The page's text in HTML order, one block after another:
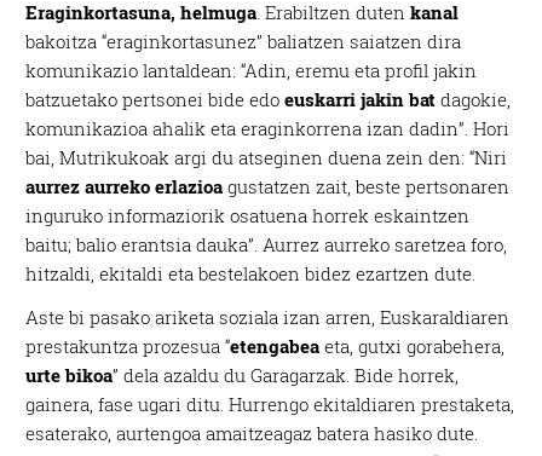
Eraginkortasuna, helmuga . Erabiltzen dutenkanal
bakoitza “eraginkortasunez” baliatzen saiatzen dira
komunikazio lantaldean: “Adin, eremu eta profil jakin
batzuetako pertsonei bide edoeuskarri jakin bat dagokie,
komunikazioa ahalik eta eraginkorrena izan dadin”. Hori
bai, Mutrikukoak argi du atseginen duena zein den: “Niri
aurrez aurreko erlazioa gustatzen zait, beste pertsonaren
inguruko informaziorik osatuena horrek eskaintzen
baitu; balio erantsia dauka”. Aurrez aurreko saretzea foro,
hitzaldi, ekitaldi eta bestelakoen bidez ezartzen dute.
Aste bi pasako ariketa soziala izan arren, Euskaraldiaren
prestakuntza prozesua “etengabea eta, gutxi gorabehera,
urte bikoa” dela azaldu du Garagarzak. Bide horrek,
gainera, fase ugari ditu. Hurrengo ekitaldiaren prestaketa,
esaterako, aurtengoa amaitzeagaz batera hasiko dute.